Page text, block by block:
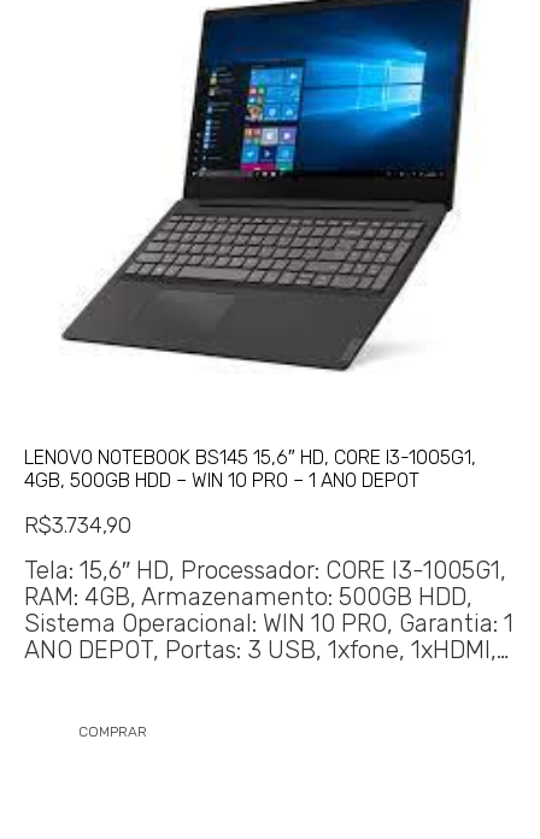
LENOVO NOTEBOOK BS145 15,6″ HD, CORE I3-1005G1,
4GB, 500GB HDD – WIN 10 PRO – 1 ANO DEPOT
R$3.734,90
Tela: 15,6″ HD, Processador: CORE I3-1005G1,
RAM: 4GB, Armazenamento: 500GB HDD,
Sistema Operacional: WIN 10 PRO, Garantia: 1
ANO DEPOT, Portas: 3 USB, 1xfone, 1xHDMI,…
COMPRAR